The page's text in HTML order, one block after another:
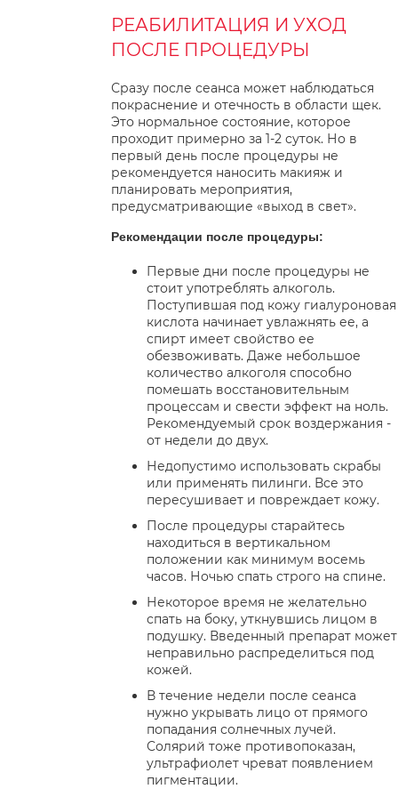
РЕАБИЛИТАЦИЯ И УХОД
ПОСЛЕ ПРОЦЕДУРЫ
Сразу после сеанса может наблюдаться
покраснение и отечность в области щек.
Это нормальное состояние, которое
проходит примерно за 1-2 суток. Но в
первый день после процедуры не
рекомендуется наносить макияж и
планировать мероприятия,
предусматривающие «выход в свет».
Рекомендации после процедуры:
Первые дни после процедуры не
стоит употреблять алкоголь.
Поступившая под кожу гиалуроновая
кислота начинает увлажнять ее, а
спирт имеет свойство ее
обезвоживать. Даже небольшое
количество алкоголя способно
помешать восстановительным
процессам и свести эффект на ноль.
Рекомендуемый срок воздержания -
от недели до двух.
Недопустимо использовать скрабы
или применять пилинги. Все это
пересушивает и повреждает кожу.
После процедуры старайтесь
находиться в вертикальном
положении как минимум восемь
часов. Ночью спать строго на спине.
Некоторое время не желательно
спать на боку, уткнувшись лицом в
подушку. Введенный препарат может
неправильно распределиться под
кожей.
В течение недели после сеанса
нужно укрывать лицо от прямого
попадания солнечных лучей.
Солярий тоже противопоказан,
ультрафиолет чреват появлением
пигментации.